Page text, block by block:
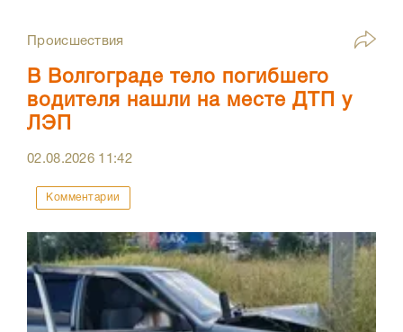
Происшествия
В Волгограде тело погибшего
водителя нашли на месте ДТП у
ЛЭП
02.08.2026 11:42
Комментарии